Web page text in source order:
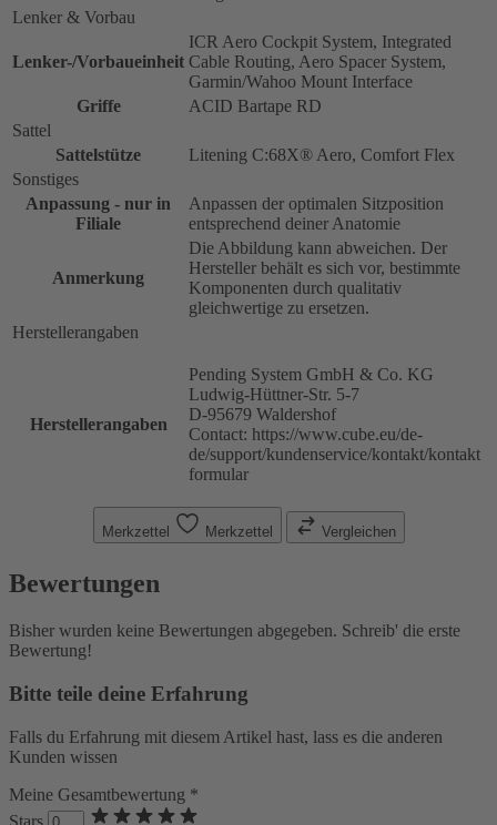
Lenker & Vorbau
Lenker-/Vorbaueinheit
ICR Aero Cockpit System, Integrated
Cable Routing, Aero Spacer System,
Garmin/Wahoo Mount Interface
Griffe
ACID Bartape RD
Sattel
Sattelstütze
Litening C:68X® Aero, Comfort Flex
Sonstiges
Anpassung - nur in
Filiale
Anpassen der optimalen Sitzposition
entsprechend deiner Anatomie
Anmerkung
Die Abbildung kann abweichen. Der
Hersteller behält es sich vor, bestimmte
Komponenten durch qualitativ
gleichwertige zu ersetzen.
Herstellerangaben
Herstellerangaben
Pending System GmbH & Co. KG
Ludwig-Hüttner-Str. 5-7
D-95679 Waldershof
Contact: https://www.cube.eu/de-
de/support/kundenservice/kontakt/kontakt
formular
Merkzettel Merkzettel Vergleichen
Bewertungen
Bisher wurden keine Bewertungen abgegeben. Schreib' die erste
Bewertung!
Bitte teile deine Erfahrung
Falls du Erfahrung mit diesem Artikel hast, lass es die anderen
Kunden wissen
Meine Gesamtbewertung *
Stars